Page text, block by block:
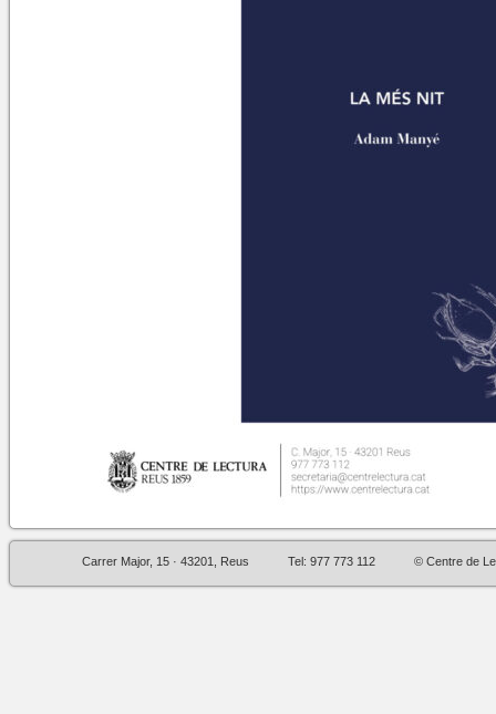
Carrer Major, 15 · 43201, Reus Tel: 977 773 112 © Centre de